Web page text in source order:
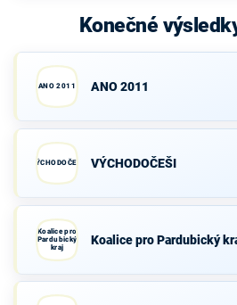
Konečné
ANO 2011 ANO 2011
VÝCHODOČEŠI VÝCHODOČEŠI
Koalice pro
Pardubický
kraj
Koalice pro Pardubický